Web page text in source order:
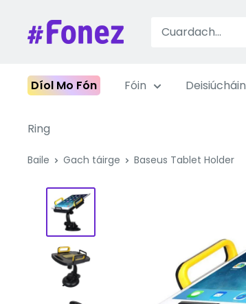
ábhar
Fonez
Díol Mo Fón Fóin Deisiúcháin
Ring
Baile Gach táirge Baseus Tablet Holder